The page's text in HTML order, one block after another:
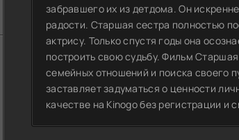
забравшего их из детдома. Он
радости. Старшая сестра полностью
актрису. Только спустя годы она
построить свою судьбу. Фильм
семейных отношений и поиска своего
заставляет задуматься о ценности
качестве на Kinogo без регистрации и